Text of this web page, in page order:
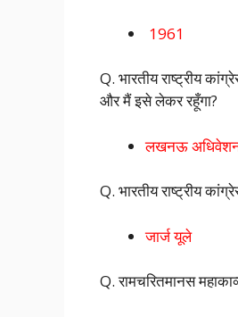
1961
Q. भारतीय राष्ट्रीय
और मैं इसे लेकर रहूँगा?
लखनऊ
Q. भारतीय राष्ट्रीय
जार्ज यूले
Q. रामचरितमानस